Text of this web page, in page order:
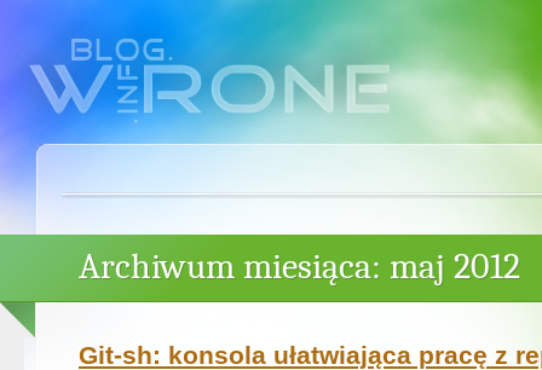
Archiwum miesiąca: maj 2012
Git-sh: konsola ułatwiająca pracę z